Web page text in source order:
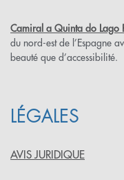
Camiral a Quinta do Lago
du nord-est de l’Espagne
beauté que d’accessibilité.
LÉGALES
AVIS JURIDIQUE